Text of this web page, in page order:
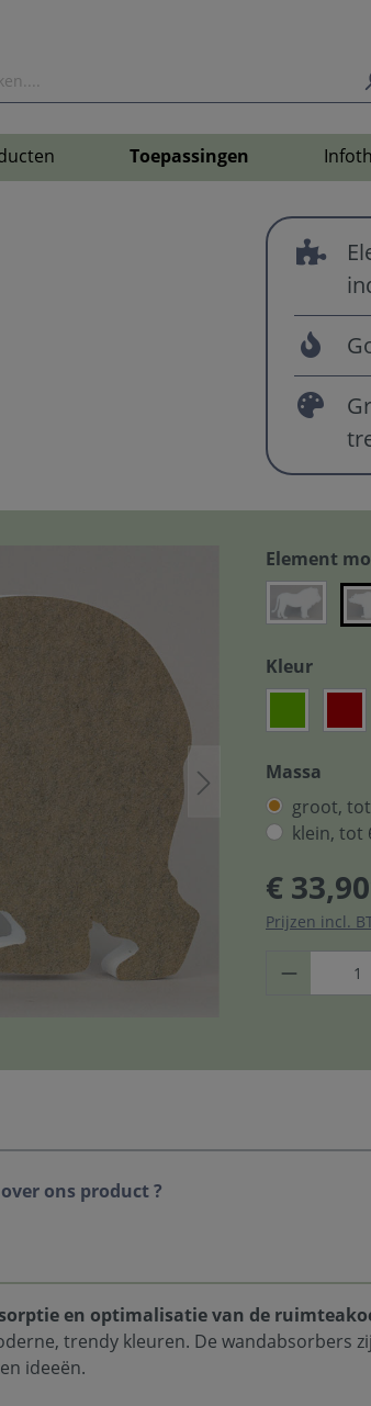
Toepassingen
Element
Kleur
Massa
groot,
klein, tot
€
Prijzen incl.
ons product ?
en optimalisatie van de
trendy kleuren. De wandabsorbers
ideeën.